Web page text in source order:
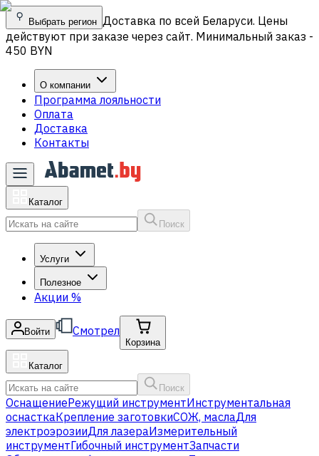
Выбрать регион Доставка по всей Беларуси. Цены
действуют при заказе через сайт. Минимальный заказ -
450 BYN
О компании
Программа лояльности
Оплата
Доставка
Контакты
Каталог
Поиск
Услуги
Полезное
Акции %
Войти Смотрел
Корзина
Каталог
Поиск
ОснащениеРежущий инструментИнструментальная
оснасткаКрепление заготовкиСОЖ, маслаДля
электроэрозииДля лазераИзмерительный
инструментГибочный инструментЗапчасти